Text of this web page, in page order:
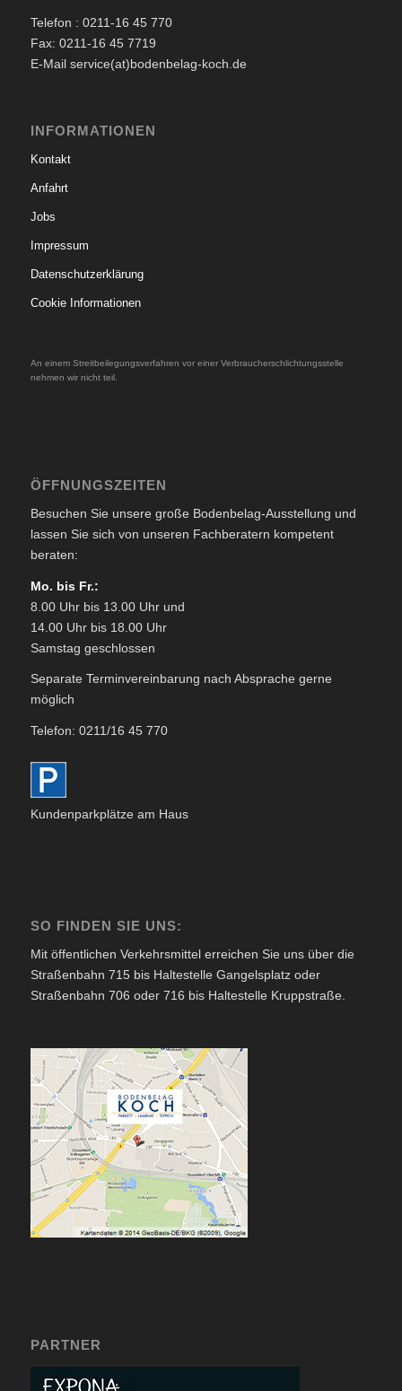
Telefon : 0211-16 45 770
Fax: 0211-16 45 7719
E-Mail service(at)bodenbelag-koch.de
INFORMATIONEN
Kontakt
Anfahrt
Jobs
Impressum
Datenschutzerklärung
Cookie Informationen
An einem Streitbeilegungsverfahren vor einer Verbraucherschlichtungsstelle
nehmen wir nicht teil.
ÖFFNUNGSZEITEN
Besuchen Sie unsere große Bodenbelag-Ausstellung und
lassen Sie sich von unseren Fachberatern kompetent
beraten:
Mo. bis Fr.:
8.00 Uhr bis 13.00 Uhr und
14.00 Uhr bis 18.00 Uhr
Samstag geschlossen
Separate Terminvereinbarung nach Absprache gerne
möglich
Telefon: 0211/16 45 770
Kundenparkplätze am Haus
SO FINDEN SIE UNS:
Mit öffentlichen Verkehrsmittel erreichen Sie uns über die
Straßenbahn 715 bis Haltestelle Gangelsplatz oder
Straßenbahn 706 oder 716 bis Haltestelle Kruppstraße.
PARTNER